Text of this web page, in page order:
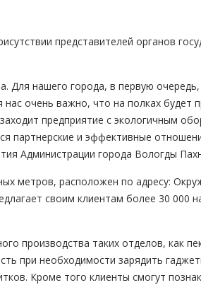
представителей органов
Для нашего города, в первую
очень важно, что на полках будет
предприятие с экологичным
партнерские и эффективные
Администрации города Вологды
метров, расположен по адресу:
своим клиентам более 30 000
производства таких отделов, как
при необходимости зарядить
Кроме того клиенты смогут